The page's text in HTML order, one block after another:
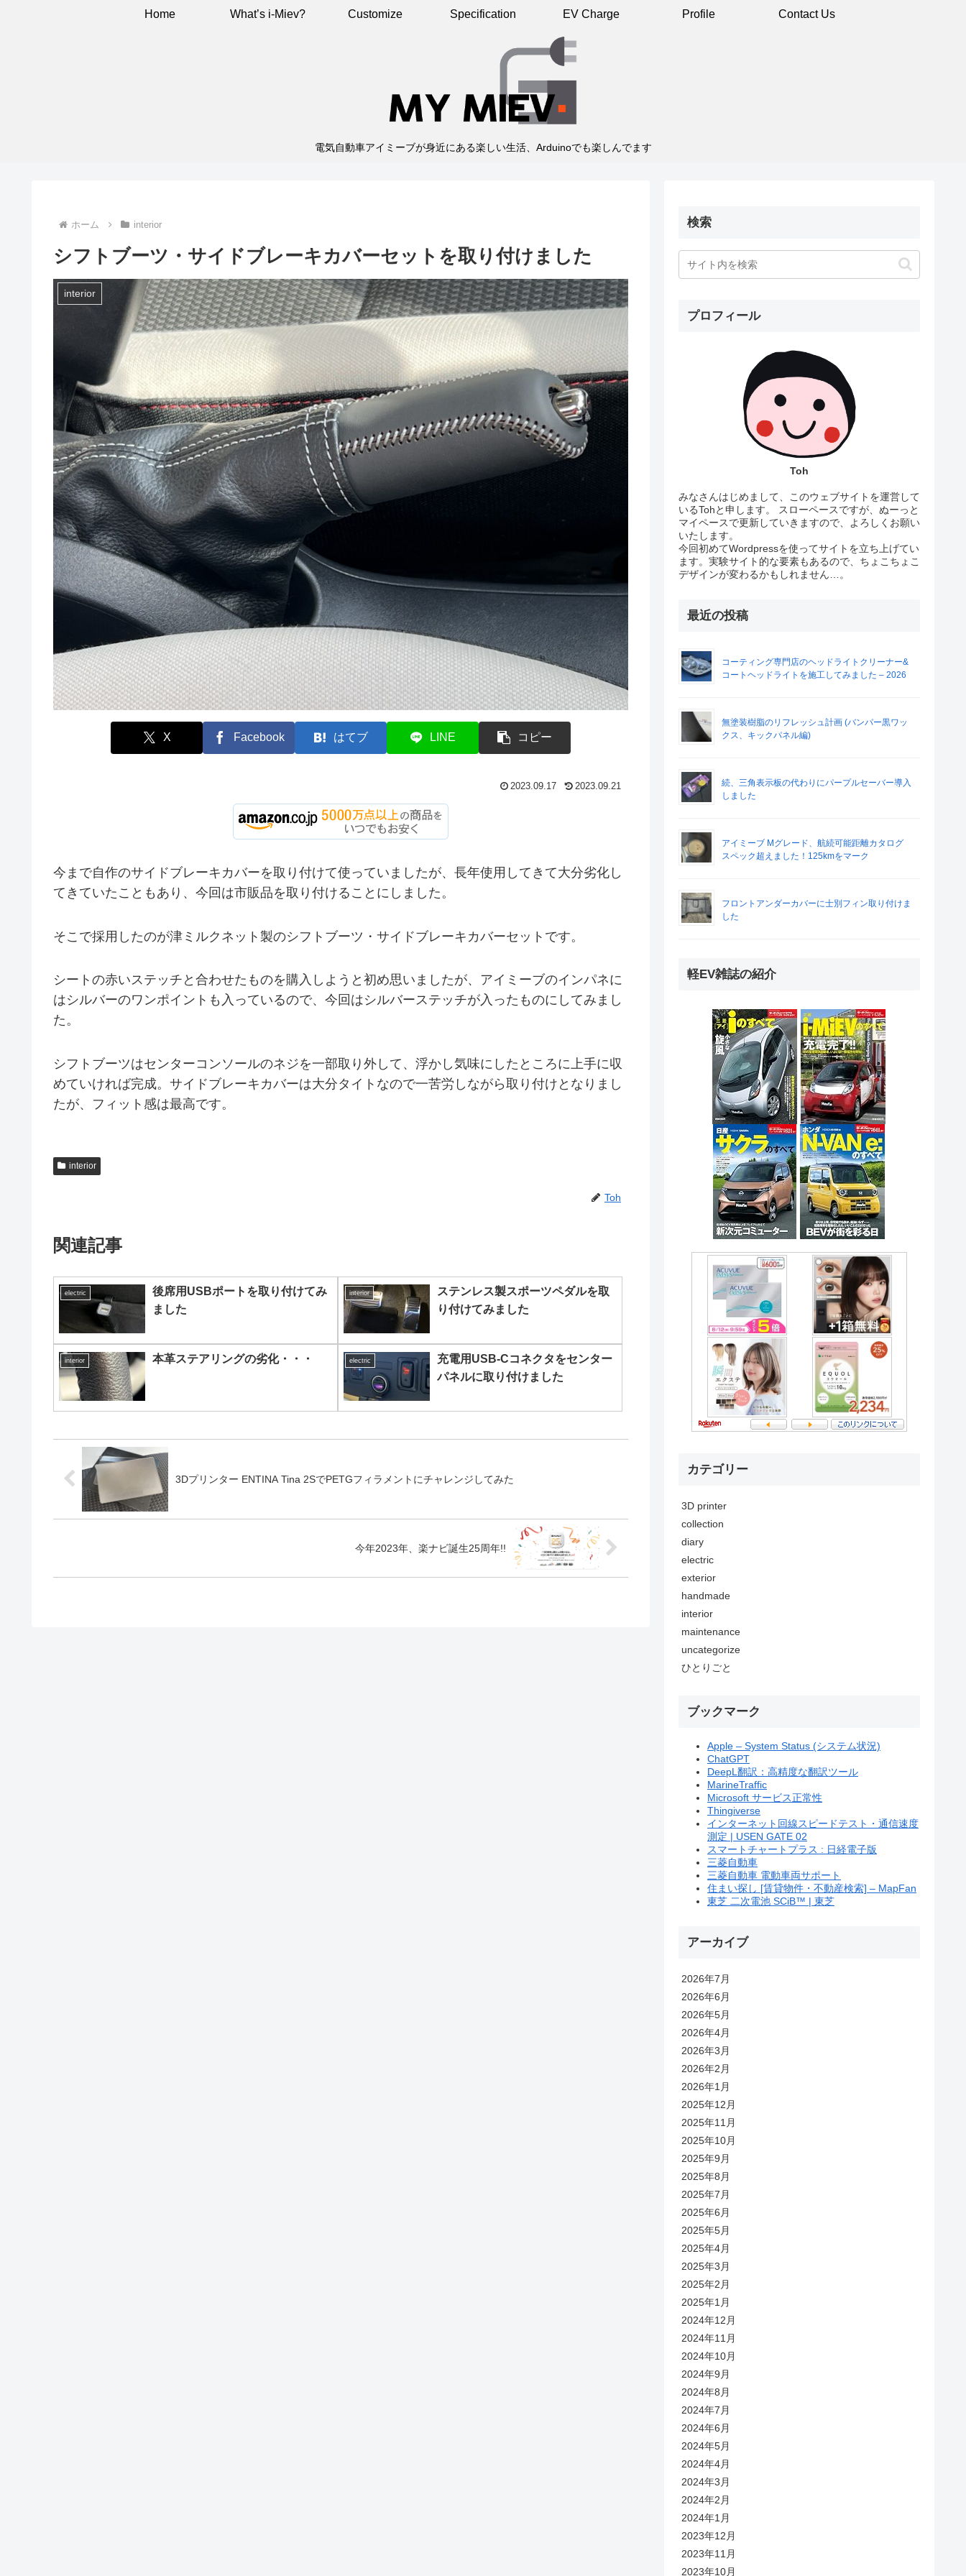
電気自動車アイミーブが身近にある楽しい生活、Arduinoでも楽しんでます
Home What’s i-Miev? Customize Specification EV Charge Profile Contact Us
ホーム interior
シフトブーツ・サイドブレーキカバーセットを取り付けました
interior
X Facebook はてブ LINE コピー
2023.09.17 2023.09.21
今まで自作のサイドブレーキカバーを取り付けて使っていましたが、長年使用してきて大分劣化し
てきていたこともあり、今回は市販品を取り付けることにしました。
そこで採用したのが津ミルクネット製のシフトブーツ・サイドブレーキカバーセットです。
シートの赤いステッチと合わせたものを購入しようと初め思いましたが、アイミーブのインパネに
はシルバーのワンポイントも入っているので、今回はシルバーステッチが入ったものにしてみまし
た。
シフトブーツはセンターコンソールのネジを一部取り外して、浮かし気味にしたところに上手に収
めていければ完成。サイドブレーキカバーは大分タイトなので一苦労しながら取り付けとなりまし
たが、フィット感は最高です。
interior
Toh
関連記事
electric
後席用USBポートを取り付けてみ
ました
interior
ステンレス製スポーツペダルを取
り付けてみました
interior 本革ステアリングの劣化・・・ electric
充電用USB-Cコネクタをセンター
パネルに取り付けました
3Dプリンター ENTINA Tina 2SでPETGフィラメントにチャレンジしてみた
今年2023年、楽ナビ誕生25周年!!
検索
プロフィール
Toh
みなさんはじめまして、このウェブサイトを運営して
いるTohと申します。 スローペースですが、ぬーっと
マイペースで更新していきますので、よろしくお願い
いたします。
今回初めてWordpressを使ってサイトを立ち上げてい
ます。実験サイト的な要素もあるので、ちょこちょこ
デザインが変わるかもしれません…。
最近の投稿
コーティング専門店のヘッドライトクリーナー&
コートヘッドライトを施工してみました – 2026
無塗装樹脂のリフレッシュ計画 (バンパー黒ワッ
クス、キックパネル編)
続、三角表示板の代わりにパープルセーバー導入
しました
アイミーブ Mグレード、航続可能距離カタログ
スペック超えました！125kmをマーク
フロントアンダーカバーに士別フィン取り付けま
した
軽EV雑誌の紹介
カテゴリー
3D printer
collection
diary
electric
exterior
handmade
interior
maintenance
uncategorize
ひとりごと
ブックマーク
Apple – System Status (システム状況)
ChatGPT
DeepL翻訳：高精度な翻訳ツール
MarineTraffic
Microsoft サービス正常性
Thingiverse
インターネット回線スピードテスト・通信速度
測定 | USEN GATE 02
スマートチャートプラス : 日経電子版
三菱自動車
三菱自動車 電動車両サポート
住まい探し [賃貸物件・不動産検索] – MapFan
東芝 二次電池 SCiB™ | 東芝
アーカイブ
2026年7月
2026年6月
2026年5月
2026年4月
2026年3月
2026年2月
2026年1月
2025年12月
2025年11月
2025年10月
2025年9月
2025年8月
2025年7月
2025年6月
2025年5月
2025年4月
2025年3月
2025年2月
2025年1月
2024年12月
2024年11月
2024年10月
2024年9月
2024年8月
2024年7月
2024年6月
2024年5月
2024年4月
2024年3月
2024年2月
2024年1月
2023年12月
2023年11月
2023年10月